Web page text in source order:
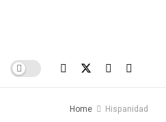
Home Hispanidad